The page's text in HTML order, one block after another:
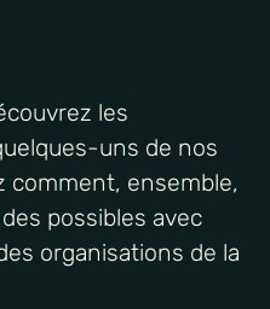
les
uns de nos
comment, ensemble,
possibles avec
organisations de la